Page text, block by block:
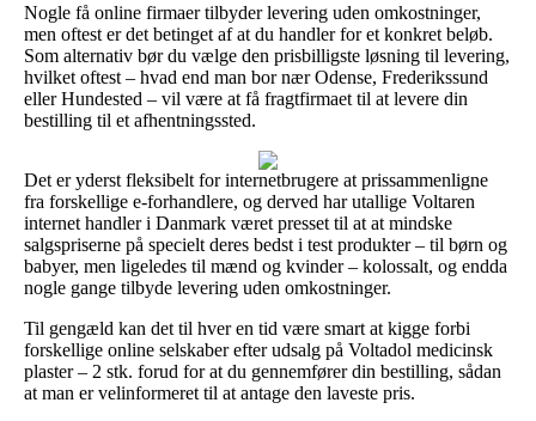
Nogle få online firmaer tilbyder levering uden omkostninger,
men oftest er det betinget af at du handler for et konkret beløb.
Som alternativ bør du vælge den prisbilligste løsning til levering,
hvilket oftest – hvad end man bor nær Odense, Frederikssund
eller Hundested – vil være at få fragtfirmaet til at levere din
bestilling til et afhentningssted.
Det er yderst fleksibelt for internetbrugere at prissammenligne
fra forskellige e-forhandlere, og derved har utallige Voltaren
internet handler i Danmark været presset til at at mindske
salgspriserne på specielt deres bedst i test produkter – til børn og
babyer, men ligeledes til mænd og kvinder – kolossalt, og endda
nogle gange tilbyde levering uden omkostninger.
Til gengæld kan det til hver en tid være smart at kigge forbi
forskellige online selskaber efter udsalg på Voltadol medicinsk
plaster – 2 stk. forud for at du gennemfører din bestilling, sådan
at man er velinformeret til at antage den laveste pris.